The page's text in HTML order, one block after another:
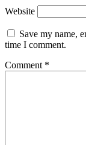
Website
Save my name,
time I comment.
Comment *